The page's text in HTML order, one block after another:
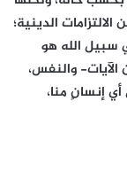
الدينية؛
سبيل الله هو
الآيات- والنفس،
إنسانٍ منا،